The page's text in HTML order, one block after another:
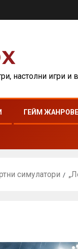
настолни игри
ГЕЙМ ЖАНРОВЕ
симулатори